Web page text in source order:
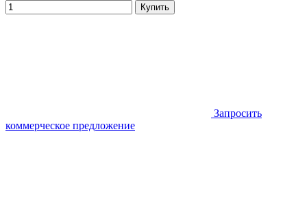
Купить
Запросить
коммерческое предложение